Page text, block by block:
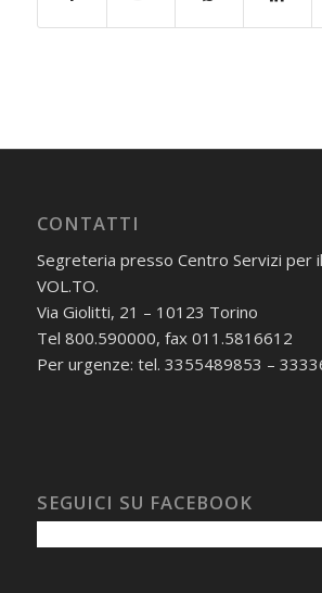
CONTATTI
Segreteria presso Centro Servizi per
VOL.TO.
Via Giolitti, 21 – 10123 Torino
Tel 800.590000, fax 011.5816612
Per urgenze: tel. 3355489853 –
SEGUICI SU FACEBOOK